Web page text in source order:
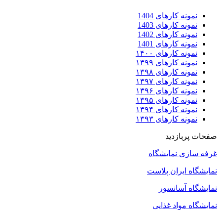
نمونه کارهای 1404
نمونه کارهای 1403
نمونه کارهای 1402
نمونه کارهای 1401
نمونه کارهای ۱۴۰۰
نمونه کارهای ۱۳۹۹
نمونه کارهای ۱۳۹۸
نمونه کارهای ۱۳۹۷
نمونه کارهای ۱۳۹۶
نمونه کارهای ۱۳۹۵
نمونه کارهای ۱۳۹۴
نمونه کارهای ۱۳۹۳
صفحات پربازدید
غرفه سازی نمایشگاه
نمایشگاه ایران پلاست
نمایشگاه آسانسور
نمایشگاه مواد غذایی